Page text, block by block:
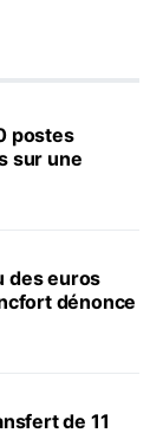
postes
sur une
des euros
dénonce
de 11